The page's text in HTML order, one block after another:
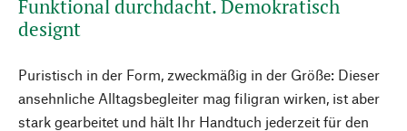
Funktional durchdacht. Demokratisch
designt
Puristisch in der Form, zweckmäßig in der Größe: Dieser
ansehnliche Alltagsbegleiter mag filigran wirken, ist aber
stark gearbeitet und hält Ihr Handtuch jederzeit für den